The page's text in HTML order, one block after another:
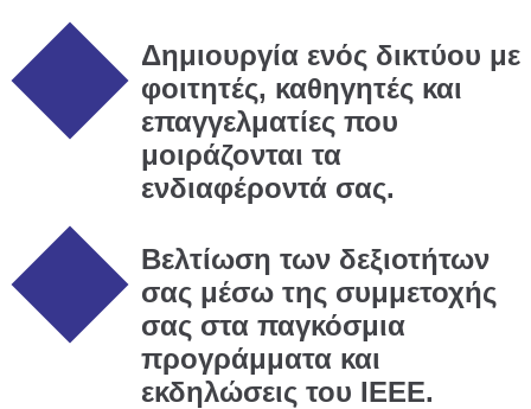
Δημιουργία ενός δικτύου με
φοιτητές, καθηγητές και
επαγγελματίες που
μοιράζονται τα
ενδιαφέροντά σας.
Βελτίωση των δεξιοτήτων
σας μέσω της συμμετοχής
σας στα παγκόσμια
προγράμματα και
εκδηλώσεις του IEEE.